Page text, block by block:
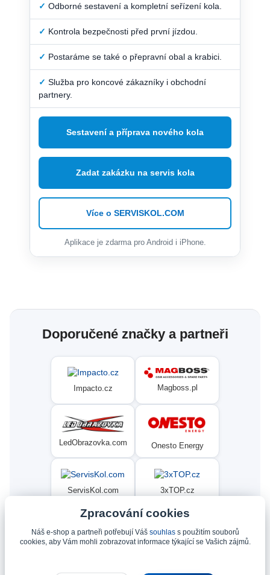
✓ Odborné sestavení a kompletní seřízení kola.
✓ Kontrola bezpečnosti před první jízdou.
✓ Postaráme se také o přepravní obal a krabici.
✓ Služba pro koncové zákazníky i obchodní
partnery.
Sestavení a příprava nového kola
Zadat zakázku na servis kola
Více o SERVISKOL.COM
Aplikace je zdarma pro Android i iPhone.
Doporučené značky a partneři
Impacto.cz Magboss.pl
LedObrazovka.com Onesto Energy
ServisKol.com 3xTOP.cz
Condat Ninex.cz
Zpracování cookies
Náš e-shop a partneři potřebují Váš souhlass použitím souborů
cookies, aby Vám mohli zobrazovat informace týkající se Vašich zájmů.